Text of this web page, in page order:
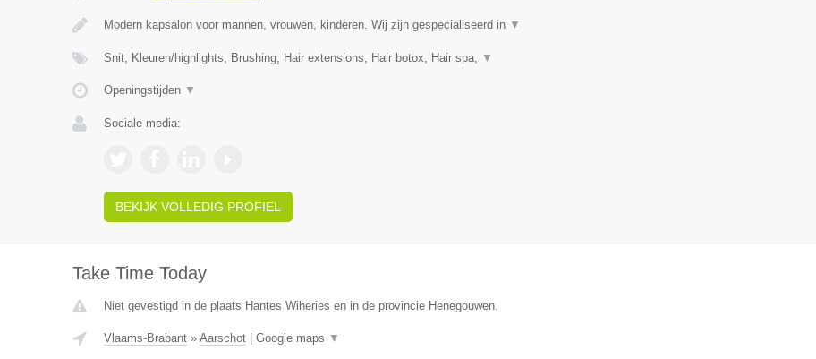
Modern kapsalon voor mannen, vrouwen, kinderen. Wij zijn gespecialiseerd in ▼
Snit, Kleuren/highlights, Brushing, Hair extensions, Hair botox, Hair spa, ▼
Openingstijden ▼
Sociale media:
BEKIJK VOLLEDIG PROFIEL
Take Time Today
Niet gevestigd in de plaats Hantes Wiheries en in de provincie Henegouwen.
Vlaams-Brabant» Aarschot| Google maps ▼